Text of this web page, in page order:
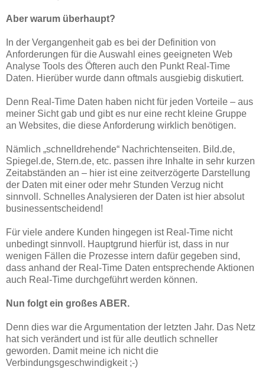
Aber warum überhaupt?
In der Vergangenheit gab es bei der Definition von
Anforderungen für die Auswahl eines geeigneten Web
Analyse Tools des Öfteren auch den Punkt Real-Time
Daten. Hierüber wurde dann oftmals ausgiebig diskutiert.
Denn Real-Time Daten haben nicht für jeden Vorteile – aus
meiner Sicht gab und gibt es nur eine recht kleine Gruppe
an Websites, die diese Anforderung wirklich benötigen.
Nämlich „schnelldrehende“ Nachrichtenseiten. Bild.de,
Spiegel.de, Stern.de, etc. passen ihre Inhalte in sehr kurzen
Zeitabständen an – hier ist eine zeitverzögerte Darstellung
der Daten mit einer oder mehr Stunden Verzug nicht
sinnvoll. Schnelles Analysieren der Daten ist hier absolut
businessentscheidend!
Für viele andere Kunden hingegen ist Real-Time nicht
unbedingt sinnvoll. Hauptgrund hierfür ist, dass in nur
wenigen Fällen die Prozesse intern dafür gegeben sind,
dass anhand der Real-Time Daten entsprechende Aktionen
auch Real-Time durchgeführt werden können.
Nun folgt ein großes ABER.
Denn dies war die Argumentation der letzten Jahr. Das Netz
hat sich verändert und ist für alle deutlich schneller
geworden. Damit meine ich nicht die
Verbindungsgeschwindigkeit ;-)